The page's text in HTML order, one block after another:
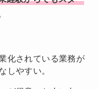
化されている業務が
しやすい。